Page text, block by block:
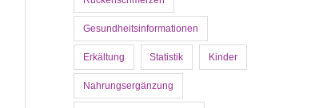
Gesundheitsinformationen
Erkältung Statistik Kinder
Nahrungsergänzung